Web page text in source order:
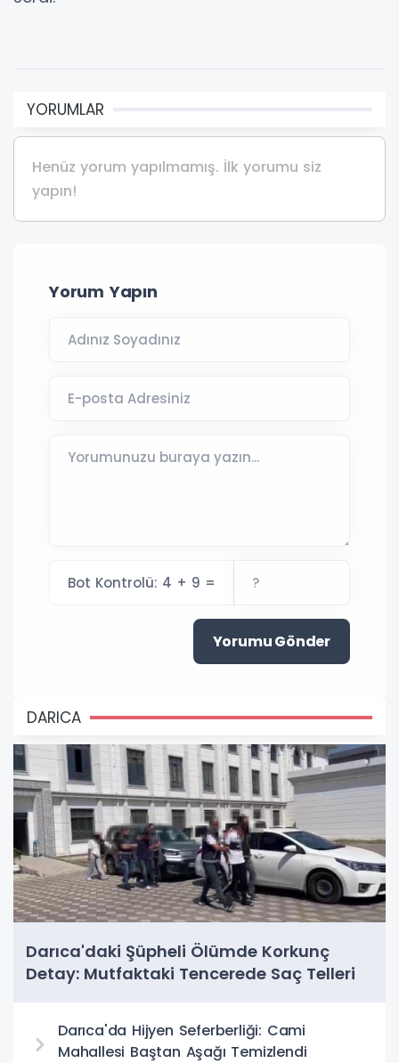
YORUMLAR
Henüz yorum yapılmamış. İlk yorumu siz
yapın!
Yorum Yapın
Bot Kontrolü: 4 + 9 =
Yorumu Gönder
DARICA
Darıca'daki Şüpheli Ölümde Korkunç
Detay: Mutfaktaki Tencerede Saç Telleri
Darıca'da Hijyen Seferberliği: Cami
Mahallesi Baştan Aşağı Temizlendi